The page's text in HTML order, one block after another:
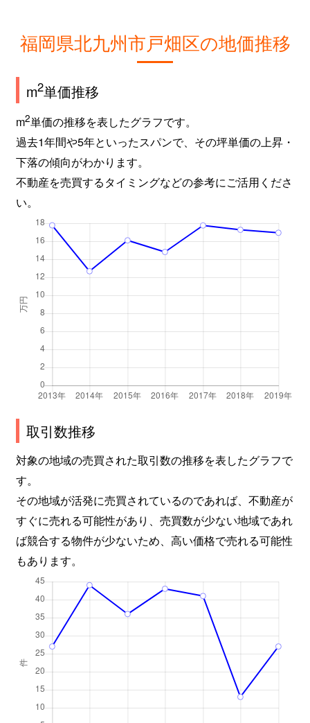
福岡県北九州市戸畑区の地価推移
m2単価推移
m2単価の推移を表したグラフです。
過去1年間や5年といったスパンで、その坪単価の上昇・
下落の傾向がわかります。
不動産を売買するタイミングなどの参考にご活用くださ
い。
取引数推移
対象の地域の売買された取引数の推移を表したグラフで
す。
その地域が活発に売買されているのであれば、不動産が
すぐに売れる可能性があり、売買数が少ない地域であれ
ば競合する物件が少ないため、高い価格で売れる可能性
もあります。